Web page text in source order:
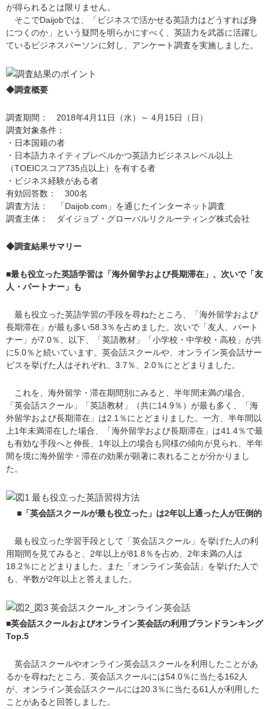
が得られるとは限りません。
そこでDaijobでは、「ビジネスで活かせる英語力はどうすれば身
につくのか」という疑問を明らかにすべく、英語力を武器に活躍し
ているビジネスパーソンに対し、アンケート調査を実施しました。
◆調査概要
調査期間： 2018年4月11日（水）～ 4月15日（日）
調査対象条件：
・日本国籍の者
・日本語力ネイティブレベルかつ英語力ビジネスレベル以上
（TOEICスコア735点以上）を有する者
・ビジネス経験がある者
有効回答数： 300名
調査方法： 「Daijob.com」を通じたインターネット調査
調査主体： ダイジョブ・グローバルリクルーティング株式会社
◆調査結果サマリー
■最も役立った英語学習は「海外留学および長期滞在」、次いで「友
人・パートナー」も
最も役立った英語学習の手段を尋ねたところ、「海外留学および
長期滞在」が最も多い58.3％を占めました。次いで「友人、パート
ナー」が7.0％、以下、「英語教材」「小学校・中学校・高校」が共
に5.0％と続いています。英会話スクールや、オンライン英会話サー
ビスを挙げた人はそれぞれ、3.7％、2.0％にとどまりました。
これを、海外留学・滞在期間別にみると、半年間未満の場合、
「英会話スクール」「英語教材」（共に14.9％）が最も多く、「海
外留学および長期滞在」は2.1％にとどまりました。一方、半年間以
上1年未満滞在した場合、「海外留学および長期滞在」は41.4％で最
も有効な手段へと伸長、1年以上の場合も同様の傾向が見られ、半年
間を境に海外留学・滞在の効果が顕著に表れることが分かりまし
た。
■「英会話スクールが最も役立った」は2年以上通った人が圧倒的
最も役立った学習手段として「英会話スクール」を挙げた人の利
用期間を見てみると、2年以上が81.8％を占め、2年未満の人は
18.2％にとどまりました。また「オンライン英会話」を挙げた人で
も、半数が2年以上と答えました。
■英会話スクールおよびオンライン英会話の利用ブランドランキング
Top.5
英会話スクールやオンライン英会話スクールを利用したことがあ
るかを尋ねたところ、英会話スクールには54.0％に当たる162人
が、オンライン英会話スクールには20.3％に当たる61人が利用した
ことがあると回答しました。